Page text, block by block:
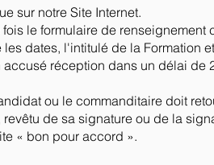
sur notre Site Internet.
le formulaire de renseignement
dates, l'intitulé de la Formation
réception dans un délai de
ou le commanditaire doit
de sa signature ou de la
« bon pour accord ».